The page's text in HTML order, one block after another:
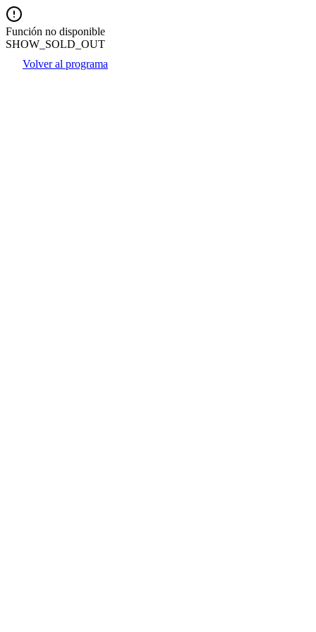
Función no disponible
SHOW_SOLD_OUT
Volver al programa